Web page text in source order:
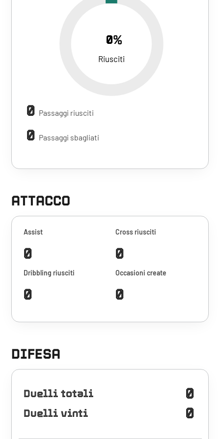
0%
Riusciti
0 Passaggi riusciti
0 Passaggi sbagliati
ATTACCO
Assist
0
Cross riusciti
0
Dribbling riusciti
0
Occasioni create
0
DIFESA
Duelli totali 0
Duelli vinti 0